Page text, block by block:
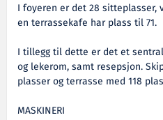
I foyeren er det 28 sitteplasser,
en terrassekafe har plass til 71.
I tillegg til dette er det et
og lekerom, samt resepsjon.
plasser og terrasse med 118
MASKINERI